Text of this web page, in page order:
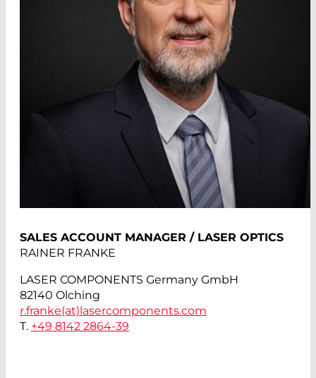
SALES ACCOUNT MANAGER / LASER OPTICS
RAINER FRANKE
LASER COMPONENTS Germany GmbH
82140 Olching
r.franke(at) lasercomponents.com
T. +49 8142 2864-39